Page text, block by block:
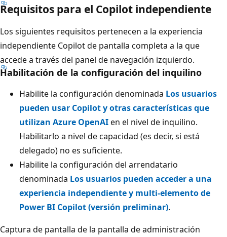
Requisitos para el Copilot independiente
Los siguientes requisitos pertenecen a la experiencia
independiente Copilot de pantalla completa a la que
accede a través del panel de navegación izquierdo.
Habilitación de la configuración del inquilino
Habilite la configuración denominada Los usuarios
pueden usar Copilot y otras características que
utilizan Azure OpenAIen el nivel de inquilino.
Habilitarlo a nivel de capacidad (es decir, si está
delegado) no es suficiente.
Habilite la configuración del arrendatario
denominada Los usuarios pueden acceder a una
experiencia independiente y multi-elemento de
Power BI Copilot (versión preliminar).
Captura de pantalla de la pantalla de administración